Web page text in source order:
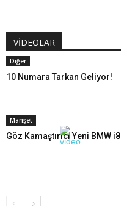
VİDEOLAR
Diğer
10 Numara Tarkan Geliyor!
Manşet
Göz Kamaştırıcı Yeni BMW i8